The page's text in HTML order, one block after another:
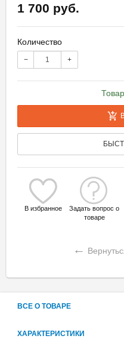
1 700 руб.
Количество
− +
В избранное
Задать вопрос о
товаре
←
ВСЕ О ТОВАРЕ
ХАРАКТЕРИСТИКИ